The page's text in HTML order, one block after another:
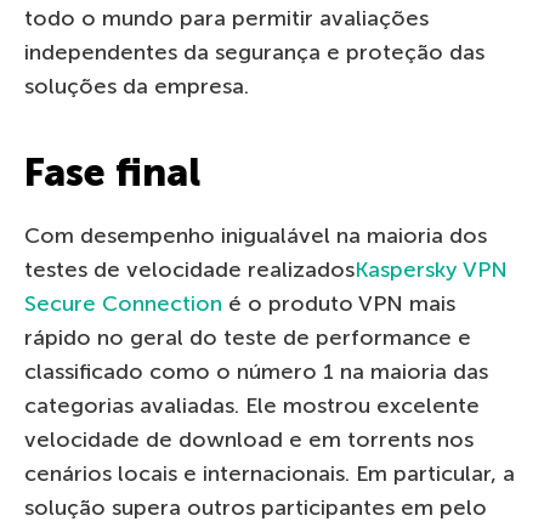
todo o mundo para permitir avaliações
independentes da segurança e proteção das
soluções da empresa.
Fase final
Com desempenho inigualável na maioria dos
testes de velocidade realizadosKaspersky VPN
Secure Connection é o produto VPN mais
rápido no geral do teste de performance e
classificado como o número 1 na maioria das
categorias avaliadas. Ele mostrou excelente
velocidade de download e em torrents nos
cenários locais e internacionais. Em particular, a
solução supera outros participantes em pelo